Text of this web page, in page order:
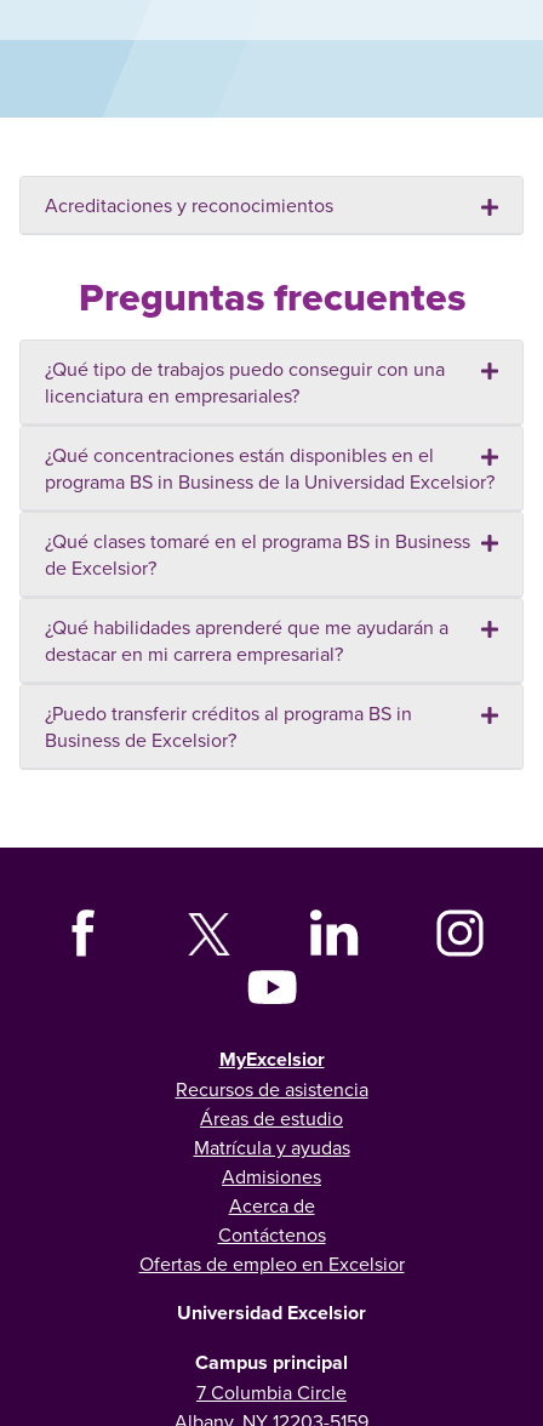
Acreditaciones y reconocimientos
Preguntas frecuentes
¿Qué tipo de trabajos puedo conseguir con una
licenciatura en empresariales?
¿Qué concentraciones están disponibles en el
programa BS in Business de la Universidad Excelsior?
¿Qué clases tomaré en el programa BS in Business
de Excelsior?
¿Qué habilidades aprenderé que me ayudarán a
destacar en mi carrera empresarial?
¿Puedo transferir créditos al programa BS in
Business de Excelsior?
MyExcelsior
Recursos de asistencia
Áreas de estudio
Matrícula y ayudas
Admisiones
Acerca de
Contáctenos
Ofertas de empleo en Excelsior
Universidad Excelsior
Campus principal
7 Columbia Circle